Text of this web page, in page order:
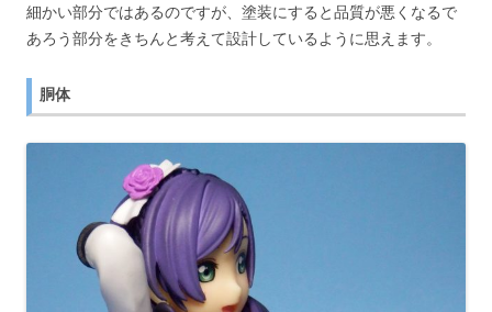
細かい部分ではあるのですが、塗装にすると品質が悪くなるで
あろう部分をきちんと考えて設計しているように思えます。
胴体